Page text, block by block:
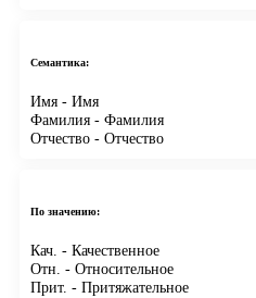
Семантика:
Имя - Имя
Фамилия - Фамилия
Отчество - Отчество
По значению:
Кач. - Качественное
Отн. - Относительное
Прит. - Притяжательное